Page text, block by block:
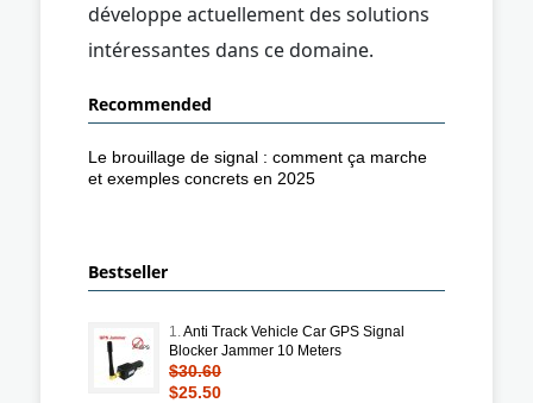
développe actuellement des solutions
intéressantes dans ce domaine.
Recommended
Le brouillage de signal : comment ça marche
et exemples concrets en 2025
Bestseller
1.Anti Track Vehicle Car GPS Signal
Blocker Jammer 10 Meters
$30.60
$25.50